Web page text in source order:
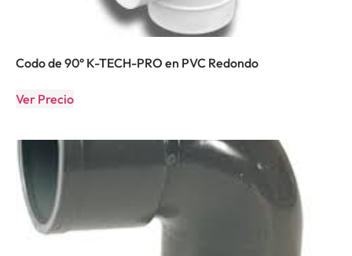
Codo de 90° K-TECH-PRO en PVC Redondo
Ver Precio